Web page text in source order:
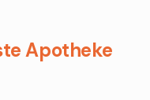
Apotheke